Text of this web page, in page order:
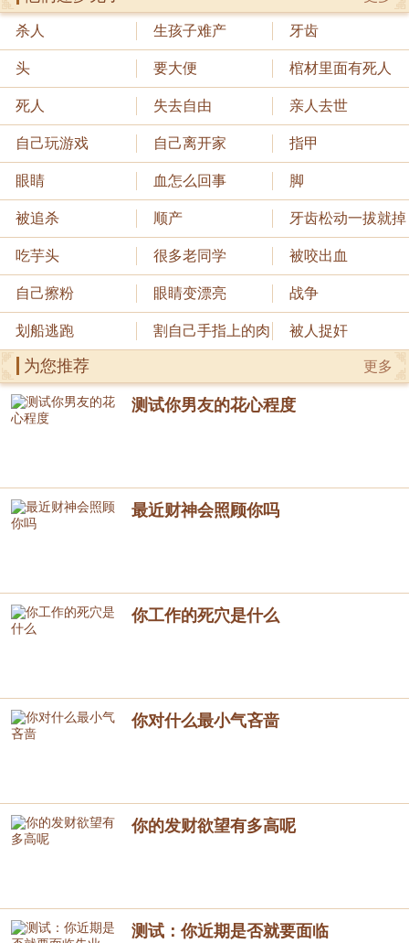
杀人 生孩子难产 牙齿
头 要大便 棺材里面有死人
死人 失去自由 亲人去世
自己玩游戏 自己离开家 指甲
眼睛 血怎么回事 脚
被追杀 顺产 牙齿松动一拔就掉
吃芋头 很多老同学 被咬出血
自己擦粉 眼睛变漂亮 战争
划船逃跑 割自己手指上的肉 被人捉奸
更多
为您推荐
测试你男友的花心程度
最近财神会照顾你吗
你工作的死穴是什么
你对什么最小气吝啬
你的发财欲望有多高呢
测试：你近期是否就要面临